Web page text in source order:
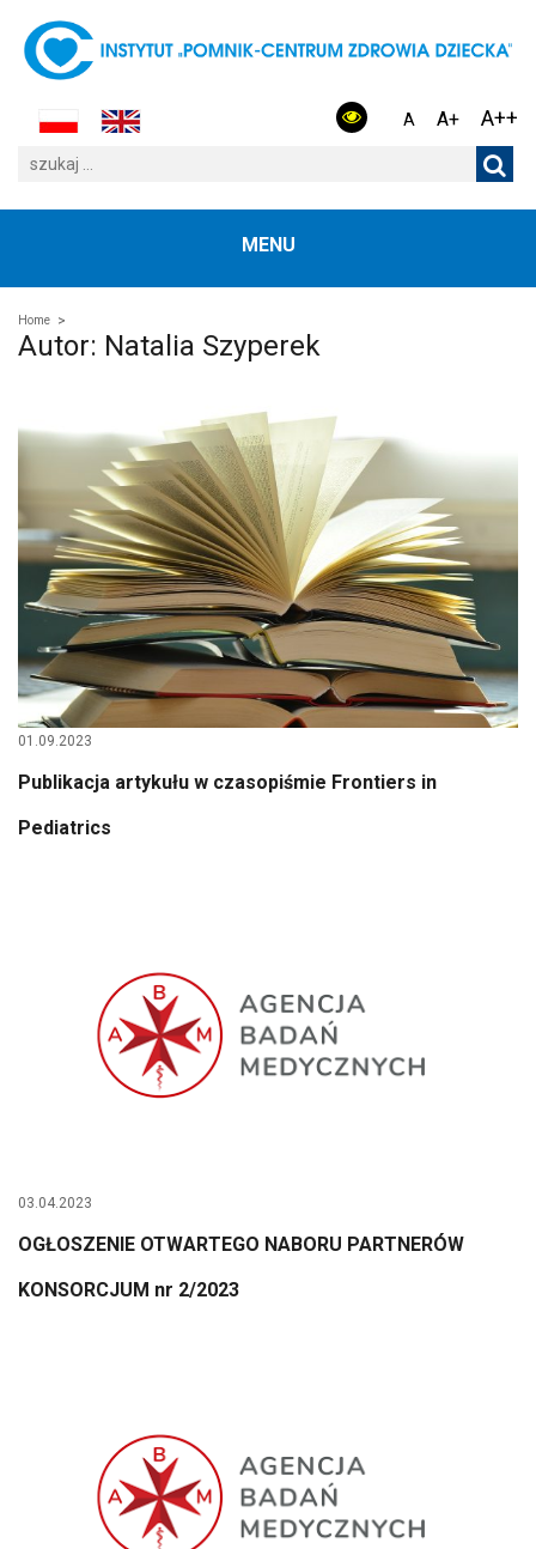
A A+ A++
MENU
Home
Autor: Natalia Szyperek
01.09.2023
Publikacja artykułu w czasopiśmie Frontiers in
Pediatrics
03.04.2023
OGŁOSZENIE OTWARTEGO NABORU PARTNERÓW
KONSORCJUM nr 2/2023